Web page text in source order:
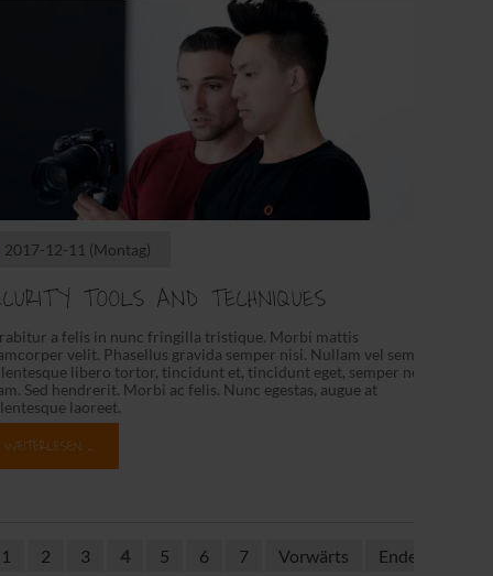
2017-12-11 (Montag)
TOOLS AND TECHNIQUES
a felis in nunc fringilla tristique. Morbi mattis
velit. Phasellus gravida semper nisi. Nullam vel sem.
libero tortor, tincidunt et, tincidunt eget, semper nec,
Sed hendrerit. Morbi ac felis. Nunc egestas, augue at
laoreet.
WEITERLESEN …
1 2 3 4 5 6 7 Vorwärts Ende